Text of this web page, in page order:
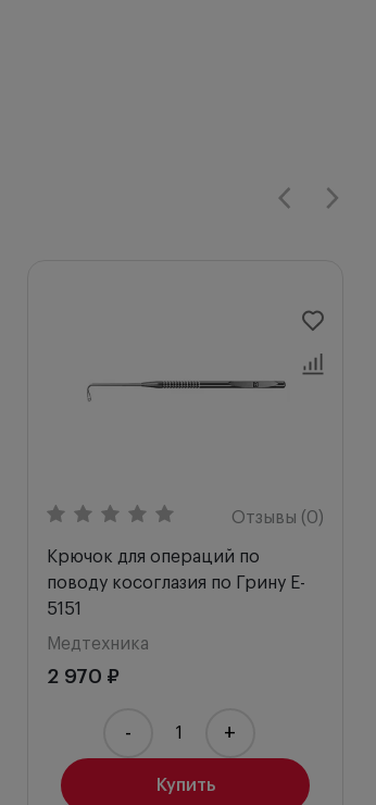
Отзывы (0)
Крючок для операций по
поводу косоглазия по Грину E-
5151
Медтехника
2 970 ₽
Купить
- +